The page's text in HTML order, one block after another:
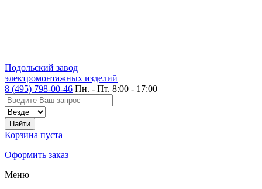
Подольский завод
электромонтажных изделий
8 (495) 798-00-46 Пн. - Пт. 8:00 - 17:00
Корзина пуста
Оформить заказ
Меню